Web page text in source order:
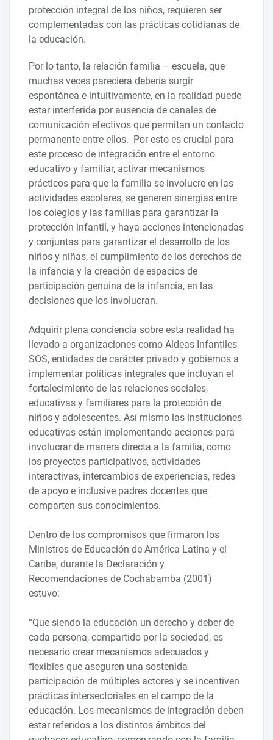
protección integral de los niños, requieren ser
complementadas con las prácticas cotidianas de
la educación.
Por lo tanto, la relación familia – escuela, que
muchas veces pareciera debería surgir
espontánea e intuitivamente, en la realidad puede
estar interferida por ausencia de canales de
comunicación efectivos que permitan un contacto
permanente entre ellos. Por esto es crucial para
este proceso de integración entre el entorno
educativo y familiar, activar mecanismos
prácticos para que la familia se involucre en las
actividades escolares, se generen sinergias entre
los colegios y las familias para garantizar la
protección infantil, y haya acciones intencionadas
y conjuntas para garantizar el desarrollo de los
niños y niñas, el cumplimiento de los derechos de
la infancia y la creación de espacios de
participación genuina de la infancia, en las
decisiones que los involucran.
Adquirir plena conciencia sobre esta realidad ha
llevado a organizaciones como Aldeas Infantiles
SOS, entidades de carácter privado y gobiernos a
implementar políticas integrales que incluyan el
fortalecimiento de las relaciones sociales,
educativas y familiares para la protección de
niños y adolescentes. Así mismo las instituciones
educativas están implementando acciones para
involucrar de manera directa a la familia, como
los proyectos participativos, actividades
interactivas, intercambios de experiencias, redes
de apoyo e inclusive padres docentes que
comparten sus conocimientos.
Dentro de los compromisos que firmaron los
Ministros de Educación de América Latina y el
Caribe, durante la Declaración y
Recomendaciones de Cochabamba (2001)
estuvo:
“Que siendo la educación un derecho y deber de
cada persona, compartido por la sociedad, es
necesario crear mecanismos adecuados y
flexibles que aseguren una sostenida
participación de múltiples actores y se incentiven
prácticas intersectoriales en el campo de la
educación. Los mecanismos de integración deben
estar referidos a los distintos ámbitos del